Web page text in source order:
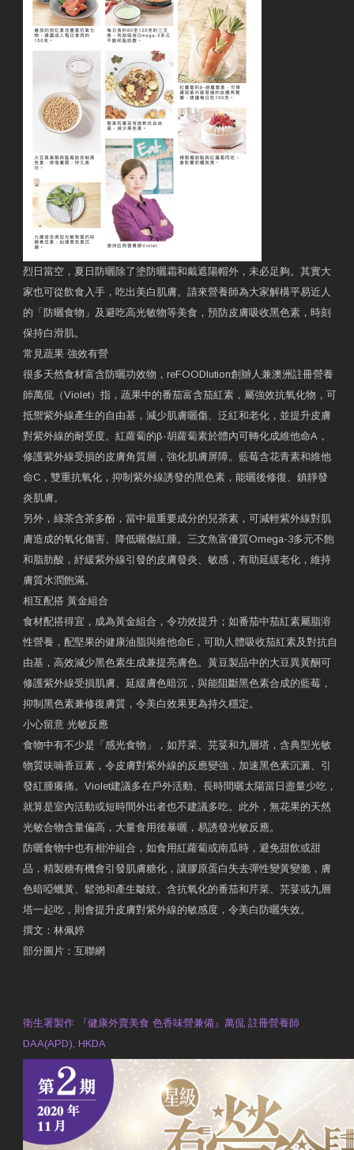
烈日當空，夏日防曬除了塗防曬霜和戴遮陽帽外，未必足夠。其實大
家也可從飲食入手，吃出美白肌膚。請來營養師為大家解構平易近人
的「防曬食物」及避吃高光敏物等美食，預防皮膚吸收黑色素，時刻
保持白滑肌。
常見蔬果 強效有營
很多天然食材富含防曬功效物，reFOODlution創辧人兼澳洲註冊營養
師萬侃（Violet）指，蔬果中的番茄富含茄紅素，屬強效抗氧化物，可
抵禦紫外線產生的自由基，減少肌膚曬傷、泛紅和老化，並提升皮膚
對紫外線的耐受度。紅蘿蔔的β-胡蘿蔔素於體內可轉化成維他命A，
修護紫外線受損的皮膚角質層，強化肌膚屏障。藍莓含花青素和維他
命C，雙重抗氧化，抑制紫外線誘發的黑色素，能曬後修復、鎮靜發
炎肌膚。
另外，綠茶含茶多酚，當中最重要成分的兒茶素，可減輕紫外線對肌
膚造成的氧化傷害、降低曬傷紅腫。三文魚富優質Omega-3多元不飽
和脂肪酸，紓緩紫外線引發的皮膚發炎、敏感，有助延緩老化，維持
膚質水潤飽滿。
相互配搭 黃金組合
食材配搭得宜，成為黃金組合，令功效提升；如番茄中茄紅素屬脂溶
性營養，配堅果的健康油脂與維他命E，可助人體吸收茄紅素及對抗自
由基，高效減少黑色素生成兼提亮膚色。黃豆製品中的大豆異黃酮可
修護紫外線受損肌膚、延緩膚色暗沉，與能阻斷黑色素合成的藍莓，
抑制黑色素兼修復膚質，令美白效果更為持久穩定。
小心留意 光敏反應
食物中有不少是「感光食物」，如芹菜、芫荽和九層塔，含典型光敏
物質呋喃香豆素，令皮膚對紫外線的反應變強，加速黑色素沉澱、引
發紅腫癢痛。Violet建議多在戶外活動、長時間曬太陽當日盡量少吃，
就算是室內活動或短時間外出者也不建議多吃。此外，無花果的天然
光敏合物含量偏高，大量食用後暴曬，易誘發光敏反應。
防曬食物中也有相沖組合，如食用紅蘿蔔或南瓜時，避免甜飲或甜
品，精製糖有機會引發肌膚糖化，讓膠原蛋白失去彈性變黃變脆，膚
色暗啞蠟黃、鬆弛和產生皺紋。含抗氧化的番茄和芹菜、芫荽或九層
塔一起吃，則會提升皮膚對紫外線的敏感度，令美白防曬失效。
撰文：林佩婷
部分圖片：互聯網
衛生署製作 『健康外賣美食 色香味營兼備』萬侃 註冊營養師
DAA(APD), HKDA